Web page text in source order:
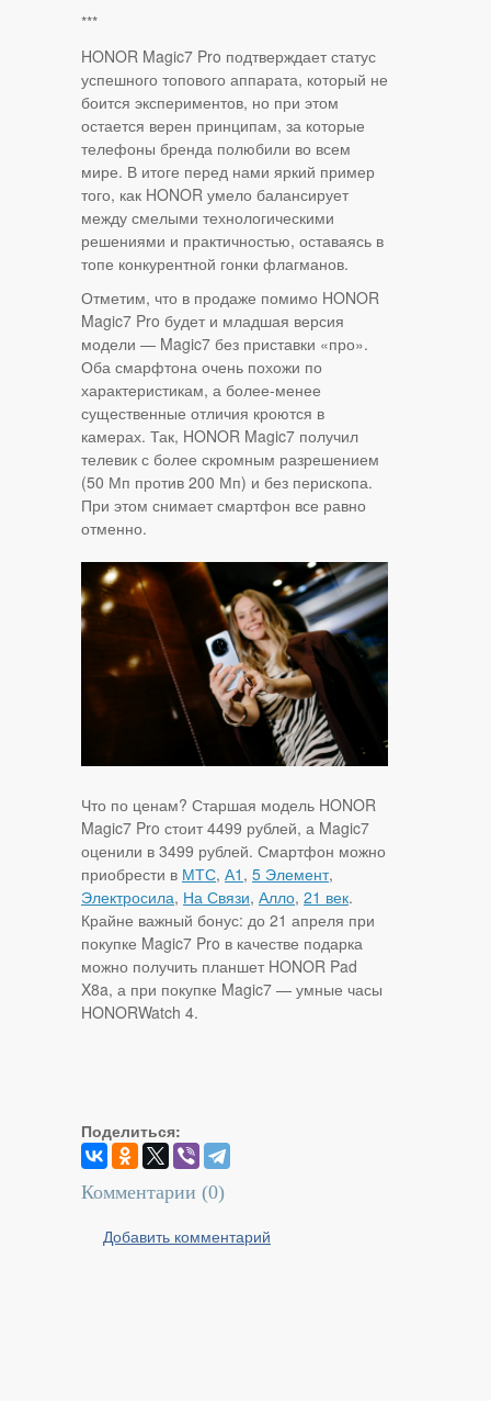
***
HONOR Magic7 Pro подтверждает статус
успешного топового аппарата, который не
боится экспериментов, но при этом
остается верен принципам, за которые
телефоны бренда полюбили во всем
мире. В итоге перед нами яркий пример
того, как HONOR умело балансирует
между смелыми технологическими
решениями и практичностью, оставаясь в
топе конкурентной гонки флагманов.
Отметим, что в продаже помимо HONOR
Magic7 Pro будет и младшая версия
модели — Magic7 без приставки «про».
Оба смарфтона очень похожи по
характеристикам, а более-менее
существенные отличия кроются в
камерах. Так, HONOR Magic7 получил
телевик с более скромным разрешением
(50 Мп против 200 Мп) и без перископа.
При этом снимает смартфон все равно
отменно.
Что по ценам? Старшая модель HONOR
Magic7 Pro стоит 4499 рублей, а Magic7
оценили в 3499 рублей. Смартфон можно
приобрести в МТС, А1 , 5 Элемент,
Электросила, На Связи, Алло, 21 век.
Крайне важный бонус: до 21 апреля при
покупке Magic7 Pro в качестве подарка
можно получить планшет HONOR Pad
X8a, а при покупке Magic7 — умные часы
HONORWatch 4.
Поделиться:
Комментарии (0)
Добавить комментарий